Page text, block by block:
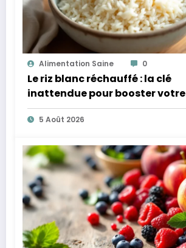
Alimentation Saine 0
Le riz blanc réchauffé : la clé
inattendue pour booster votre
microbiote
5 Août 2026